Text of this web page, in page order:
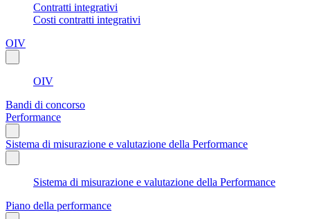
Contratti integrativi
Costi contratti integrativi
OIV
OIV
Bandi di concorso
Performance
Sistema di misurazione e valutazione della Performance
Sistema di misurazione e valutazione della Performance
Piano della performance